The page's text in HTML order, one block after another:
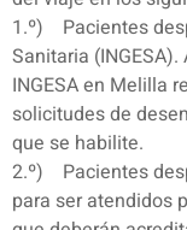
1.º) Pacientes
Sanitaria
INGESA en Melilla
solicitudes de
que se habilite.
2.º) Pacientes
para ser atendidos